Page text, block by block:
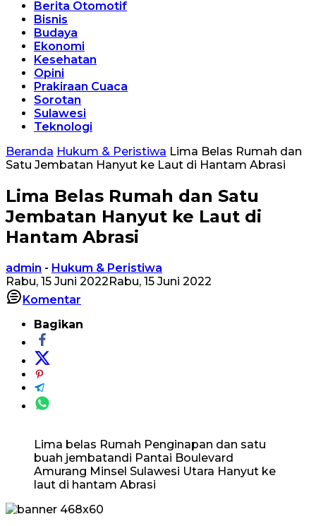
Berita Otomotif
Bisnis
Budaya
Ekonomi
Kesehatan
Opini
Prakiraan Cuaca
Sorotan
Sulawesi
Teknologi
Beranda Hukum & Peristiwa Lima Belas Rumah dan
Satu Jembatan Hanyut ke Laut di Hantam Abrasi
Lima Belas Rumah dan Satu
Jembatan Hanyut ke Laut di
Hantam Abrasi
admin - Hukum & Peristiwa
Rabu, 15 Juni 2022Rabu, 15 Juni 2022
Komentar
Bagikan
Lima belas Rumah Penginapan dan satu
buah jembatandi Pantai Boulevard
Amurang Minsel Sulawesi Utara Hanyut ke
laut di hantam Abrasi